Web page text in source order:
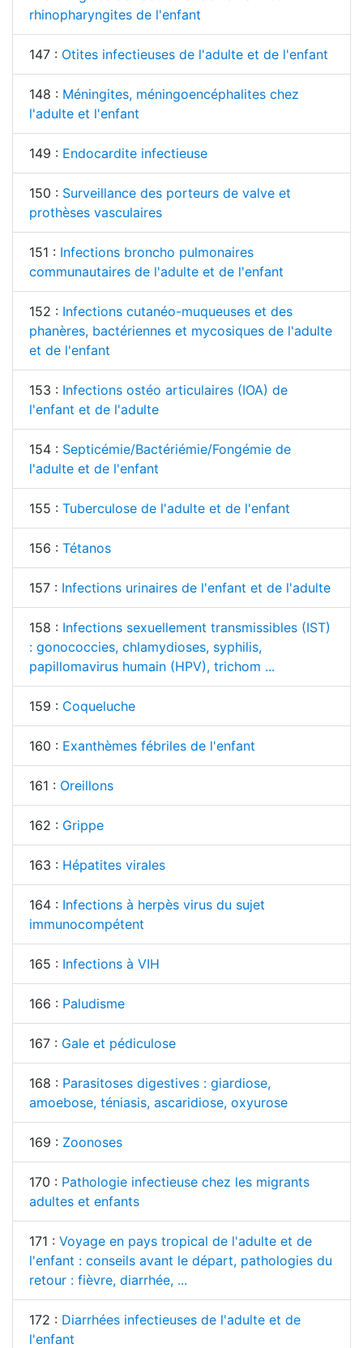
rhinopharyngites de l'enfant
147 : Otites infectieuses de l'adulte et de l'enfant
148 : Méningites, méningoencéphalites chez
l'adulte et l'enfant
149 : Endocardite infectieuse
150 : Surveillance des porteurs de valve et
prothèses vasculaires
151 : Infections broncho pulmonaires
communautaires de l'adulte et de l'enfant
152 : Infections cutanéo-muqueuses et des
phanères, bactériennes et mycosiques de l'adulte
et de l'enfant
153 : Infections ostéo articulaires (IOA) de
l'enfant et de l'adulte
154 : Septicémie/Bactériémie/Fongémie de
l'adulte et de l'enfant
155 : Tuberculose de l'adulte et de l'enfant
156 : Tétanos
157 : Infections urinaires de l'enfant et de l'adulte
158 : Infections sexuellement transmissibles (IST)
: gonococcies, chlamydioses, syphilis,
papillomavirus humain (HPV), trichom ...
159 : Coqueluche
160 : Exanthèmes fébriles de l'enfant
161 : Oreillons
162 : Grippe
163 : Hépatites virales
164 : Infections à herpès virus du sujet
immunocompétent
165 : Infections à VIH
166 : Paludisme
167 : Gale et pédiculose
168 : Parasitoses digestives : giardiose,
amoebose, téniasis, ascaridiose, oxyurose
169 : Zoonoses
170 : Pathologie infectieuse chez les migrants
adultes et enfants
171 : Voyage en pays tropical de l'adulte et de
l'enfant : conseils avant le départ, pathologies du
retour : fièvre, diarrhée, ...
172 : Diarrhées infectieuses de l'adulte et de
l'enfant